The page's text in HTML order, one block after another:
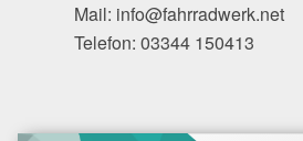
Mail: info@fahrradwerk.net
Telefon: 03344 150413